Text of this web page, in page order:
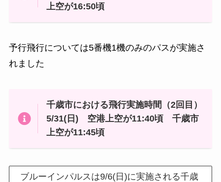
上空が16:50頃
予行飛行については5番機1機のみのパスが実施さ
れました
千歳市における飛行実施時間（2回目）
5/31(日) 空港上空が11:40頃 千歳市
上空が11:45頃
ブルーインパルスは9/6(日)に実施される千歳